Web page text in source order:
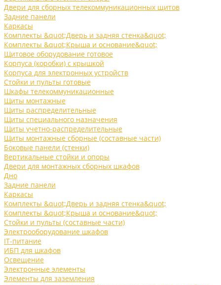
Двери для сборных телекоммуникационных щитов
Задние панели
Каркасы
Комплекты &quot;Дверь и задняя стенка&quot;
Комплекты &quot;Крыша и основание&quot;
Щитовое оборудование готовое
Корпуса (коробки) с крышкой
Корпуса для электронных устройств
Стойки и пульты готовые
Шкафы телекоммуникационные
Щиты монтажные
Щиты распределительные
Щиты специального назначения
Щиты учетно-распределительные
Щиты монтажные сборные (составные части)
Боковые панели (стенки)
Вертикальные стойки и опоры
Двери для монтажных сборных шкафов
Дно
Задние панели
Каркасы
Комплекты &quot;Дверь и задняя стенка&quot;
Комплекты &quot;Крыша и основание&quot;
Стойки и пульты (составные части)
Электрооборудование шкафов
IT-питание
ИБП для шкафов
Освещение
Электронные элементы
Элементы для заземления